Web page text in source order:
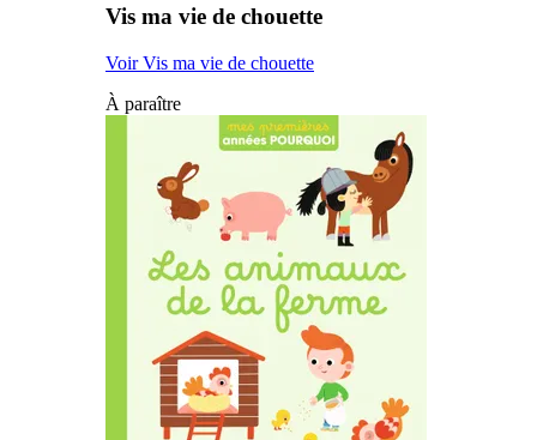
Vis ma vie de chouette
Voir Vis ma vie de chouette
À paraître